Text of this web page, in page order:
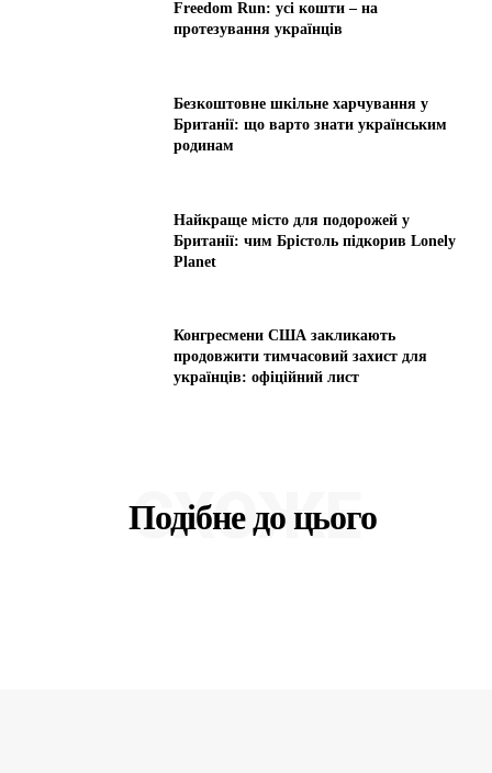
Freedom Run: усі кошти – на
протезування українців
Безкоштовне шкільне харчування у
Британії: що варто знати українським
родинам
Найкраще місто для подорожей у
Британії: чим Брістоль підкорив Lonely
Planet
Конгресмени США закликають
продовжити тимчасовий захист для
українців: офіційний лист
Подібне до цього
СХОЖЕ